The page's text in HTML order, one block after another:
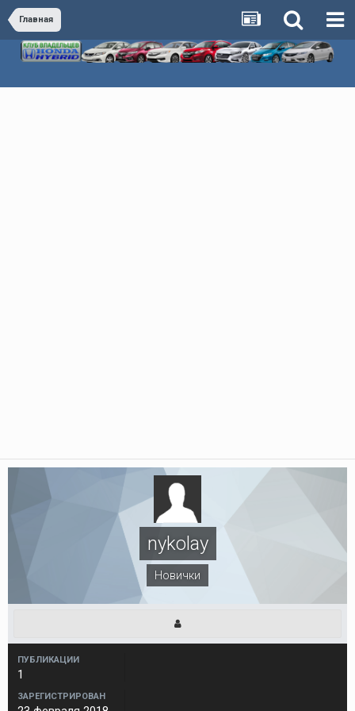
Главная
nykolay
Новички
ПУБЛИКАЦИИ
1
ЗАРЕГИСТРИРОВАН